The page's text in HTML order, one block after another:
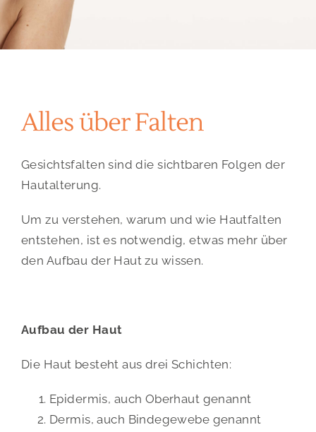
PRESSE
Alles über Falten
Gesichtsfalten sind die sichtbaren Folgen der
Hautalterung.
Um zu verstehen, warum und wie Hautfalten
entstehen, ist es notwendig, etwas mehr über
den Aufbau der Haut zu wissen.
Aufbau der Haut
Die Haut besteht aus drei Schichten:
Epidermis, auch Oberhaut genannt
Dermis, auch Bindegewebe genannt